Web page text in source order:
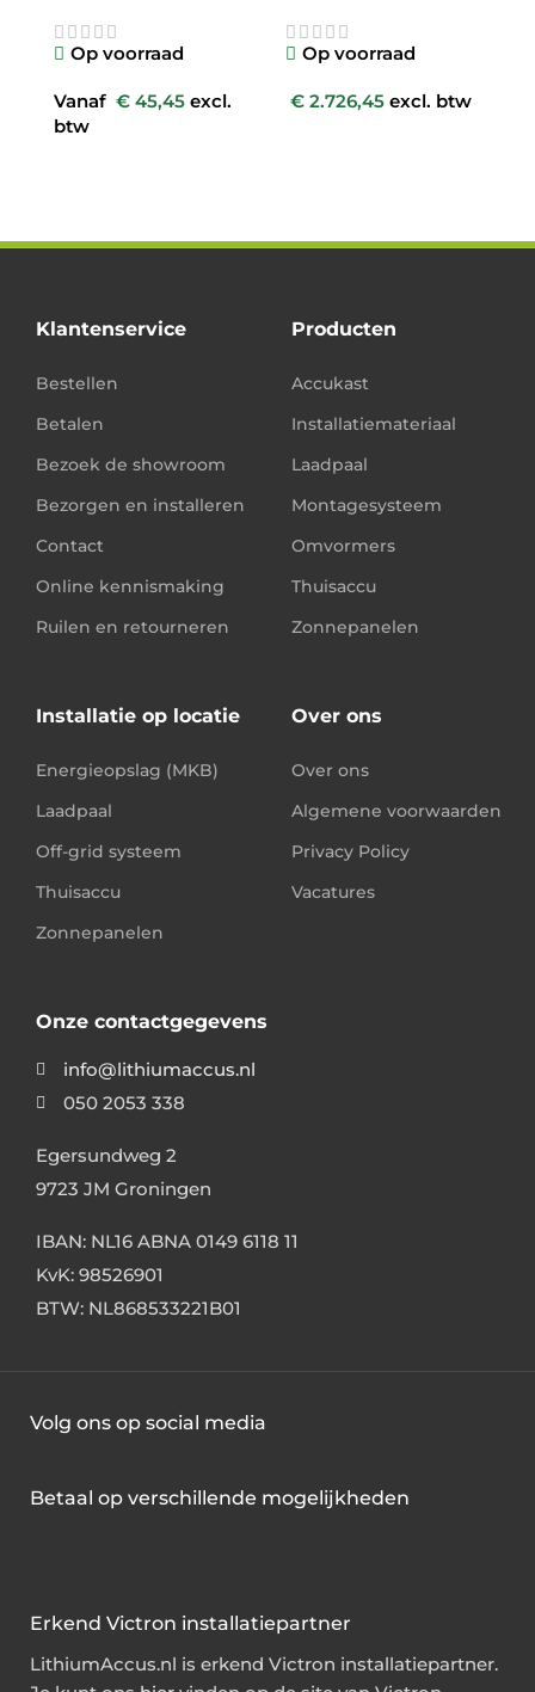
Op voorraad
Vanaf € 45,45 excl.
btw
Op voorraad
€ 2.726,45 excl. btw
Klantenservice
Bestellen
Betalen
Bezoek de showroom
Bezorgen en installeren
Contact
Online kennismaking
Ruilen en retourneren
Producten
Accukast
Installatiemateriaal
Laadpaal
Montagesysteem
Omvormers
Thuisaccu
Zonnepanelen
Installatie op locatie
Energieopslag (MKB)
Laadpaal
Off-grid systeem
Thuisaccu
Zonnepanelen
Over ons
Over ons
Algemene voorwaarden
Privacy Policy
Vacatures
Onze contactgegevens
info@lithiumaccus.nl
050 2053 338
Egersundweg 2
9723 JM Groningen
IBAN: NL16 ABNA 0149 6118 11
KvK: 98526901
BTW: NL868533221B01
Erkend Victron installatiepartner
LithiumAccus.nl is erkend Victron installatiepartner.
Betaal op verschillende mogelijkheden
Volg ons op social media